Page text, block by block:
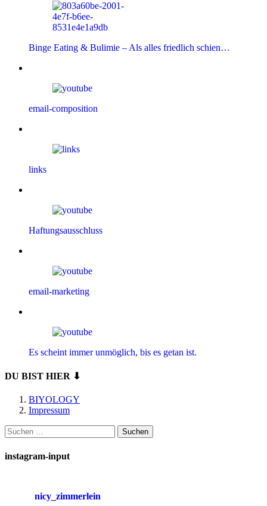
Binge Eating & Bulimie – Als alles friedlich schien…
email-composition
links
Haftungsausschluss
email-marketing
Es scheint immer unmöglich, bis es getan ist.
DU BIST HIER ⬇
BIYOLOGY
Impressum
Suchen
nach:
instagram-input
nicy_zimmerlein